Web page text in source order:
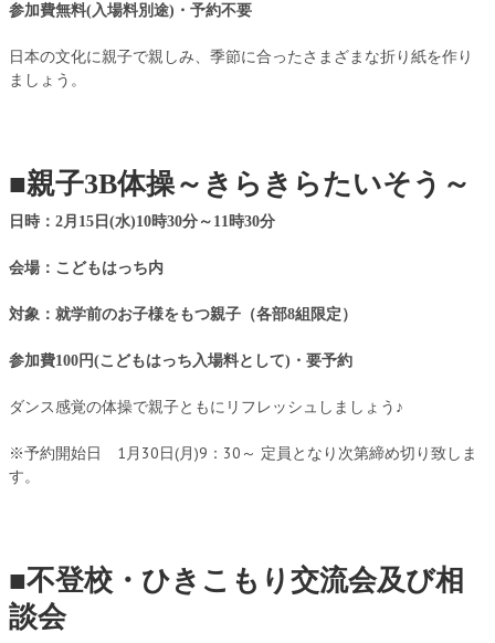
参加費無料(入場料別途)・予約不要
日本の文化に親子で親しみ、季節に合ったさまざまな折り紙を作り
ましょう。
■親子3B体操～きらきらたいそう～
日時：2月15日(水)10時30分～11時30分
会場：こどもはっち内
対象：就学前のお子様をもつ親子（各部8組限定）
参加費100円(こどもはっち入場料として)・要予約
ダンス感覚の体操で親子ともにリフレッシュしましょう♪
※予約開始日 1月30日(月)9：30～ 定員となり次第締め切り致しま
す。
■不登校・ひきこもり交流会及び相
談会